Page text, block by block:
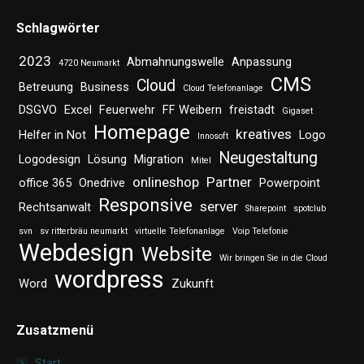
opens
in
window
opens
window
Schlagwörter
2023 4720 Neumarkt Abmahnungswelle Anpassung
Betreuung Business Cloud Cloud Telefonanlage CMS
DSGVO Excel Feuerwehr FF Weibern freistadt Gigaset
Helfer in Not Homepage Innosoft kreatives Logo
Logodesign Lösung Migration Mitel Neugestaltung
office 365 Onedrive onlineshop Partner Powerpoint
Rechtsanwalt
Responsive server Sharepoint spotclub
svn sv ritterbräu neumarkt virtuelle Telefonanlage Voip Telefonie
Webdesign Website Wir bringen Sie in die Cloud
Word wordpress Zukunft
Zusatzmenü